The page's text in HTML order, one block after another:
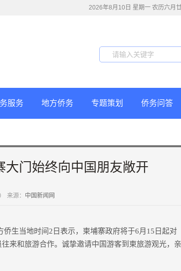
2026年8月10日 星期一 农历六月
服务 地方侨务 专题策划 侨务问答
大门始终向中国朋友敞开
来源： 中国新闻网
生当地时间2日表示，柬埔寨政府将于6月15日起对
来和旅游合作。诚挚邀请中国游客到柬旅游观光，亲